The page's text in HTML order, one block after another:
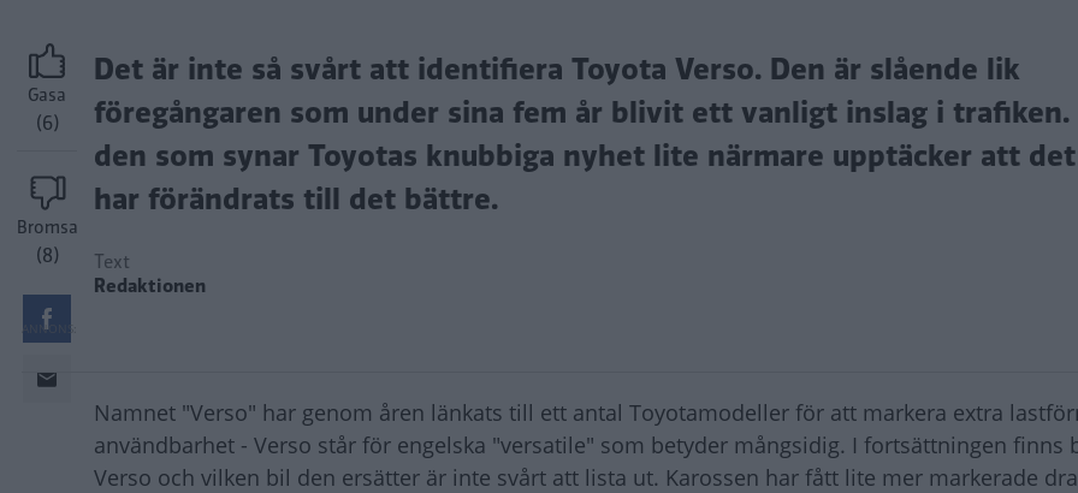
Gasa
(6)
Bromsa
(8)
Det är inte så svårt att identifiera Toyota Verso. Den är slående lik
föregångaren som under sina fem år blivit ett vanligt inslag i trafiken.
den som synar Toyotas knubbiga nyhet lite närmare upptäcker att
har förändrats till det bättre.
Text
Redaktionen
Namnet "Verso" har genom åren länkats till ett antal Toyotamodeller för att markera extra
användbarhet - Verso står för engelska "versatile" som betyder mångsidig. I fortsättningen finns
Verso och vilken bil den ersätter är inte svårt att lista ut. Karossen har fått lite mer markerade